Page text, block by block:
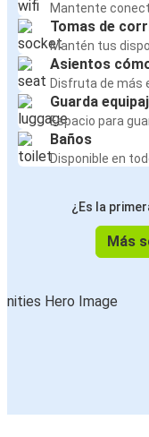
Mantente
Tomas de
Mantén tus
Asientos
Disfruta de más
Guarda
Espacio para
Baños
Disponible en
¿Es la
Más